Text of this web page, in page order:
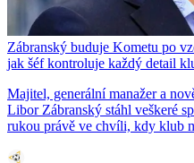
Zábranský buduje Kometu po
jak šéf kontroluje každý detail
Majitel, generální manažer a
Libor Zábranský stáhl veškeré
rukou právě ve chvíli, kdy klub